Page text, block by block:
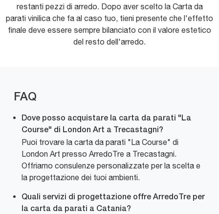
restanti pezzi di arredo. Dopo aver scelto la Carta da
parati vinilica che fa al caso tuo, tieni presente che l'effetto
finale deve essere sempre bilanciato con il valore estetico
del resto dell'arredo.
FAQ
Dove posso acquistare la carta da parati "La
Course" di London Art a Trecastagni?
Puoi trovare la carta da parati "La Course" di
London Art presso ArredoTre a Trecastagni.
Offriamo consulenze personalizzate per la scelta e
la progettazione dei tuoi ambienti.
Quali servizi di progettazione offre ArredoTre per
la carta da parati a Catania?